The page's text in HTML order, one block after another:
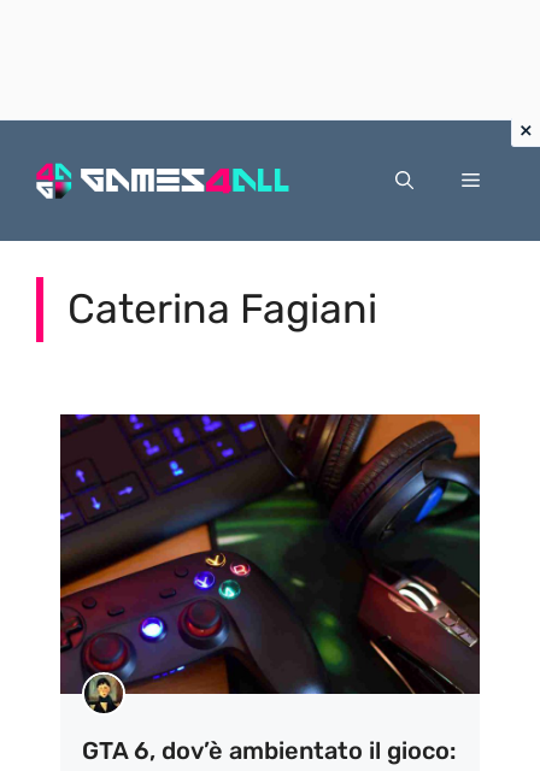
Menu
Caterina Fagiani
GTA 6, dov’è ambientato il gioco: